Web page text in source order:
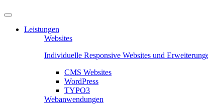
Leistungen
Websites
Individuelle Responsive Websites und
CMS Websites
WordPress
TYPO3
Webanwendungen